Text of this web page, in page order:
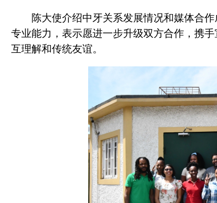
陈大使介绍中牙关系发展情况和媒体合
专业能力，表示愿进一步升级双方合作，携
互理解和传统友谊。